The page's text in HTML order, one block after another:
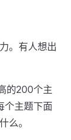
。有人想出
的200个主
个主题下面
么。